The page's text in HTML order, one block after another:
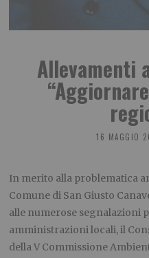
Allevamenti
16 MAGGIO
In merito alla problematica
Comune di San Giusto
alle numerose segnalazioni
amministrazioni locali, il
della V Commissione